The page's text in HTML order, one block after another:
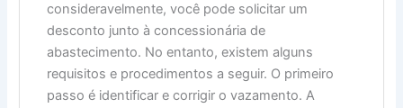
consideravelmente, você pode solicitar um
desconto junto à concessionária de
abastecimento. No entanto, existem alguns
requisitos e procedimentos a seguir. O primeiro
passo é identificar e corrigir o vazamento. A